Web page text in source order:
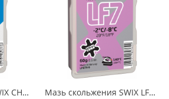
Мазь скольжения SWIX CH6X Blue -5C / -10C 60гр Мазь скольжения SWIX LF7X Violet -2C / -8C 60гр